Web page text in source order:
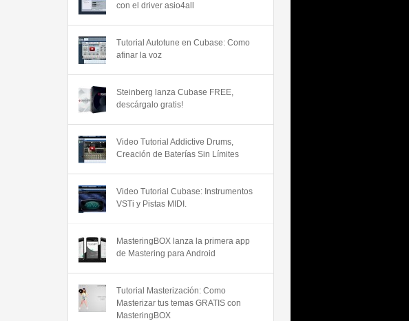
con el driver asio4all
Tutorial Autotune en Cubase: Como
afinar la voz
Steinberg lanza Cubase FREE,
descárgalo gratis!
Video Tutorial Addictive Drums,
Creación de Baterías Sin Límites
Video Tutorial Cubase: Instrumentos
VSTi y Pistas MIDI.
MasteringBOX lanza la primera app
de Mastering para Android
Tutorial Masterización: Como
Masterizar tus temas GRATIS con
MasteringBOX